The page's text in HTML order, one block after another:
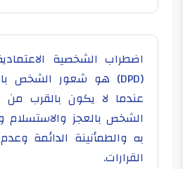
اضطراب الشخصية
(
DPD) هو شعور الشخص
عندما لا يكون بالقرب من
الشخص بالعجز والاستسلام
به والطمأنينة الدائمة
القرارات.